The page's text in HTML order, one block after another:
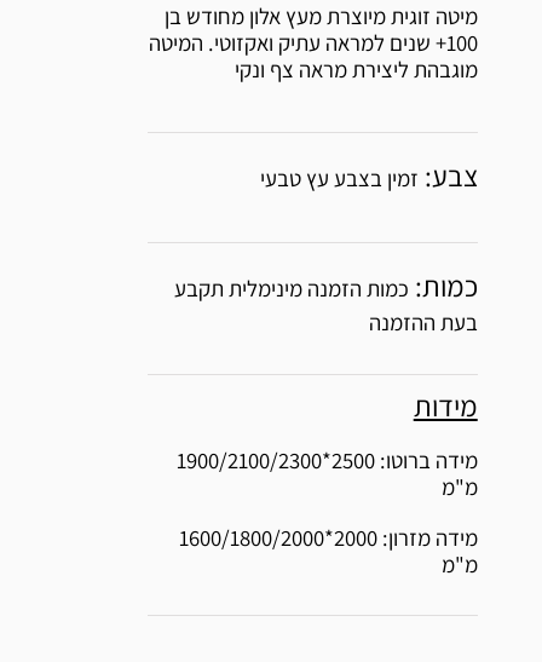
מיטה זוגית מיוצרת מעץ אלון מחודש בן
100+ שנים למראה עתיק ואקזוטי. המיטה
מוגבהת ליצירת מראה צף ונקי
צבע: זמין בצבע עץ טבעי
כמות: כמות הזמנה מינימלית תקבע
בעת ההזמנה
מידות
מידה ברוטו: 2500*1900/2100/2300
מ"מ
מידה מזרון: 2000*1600/1800/2000
מ"מ